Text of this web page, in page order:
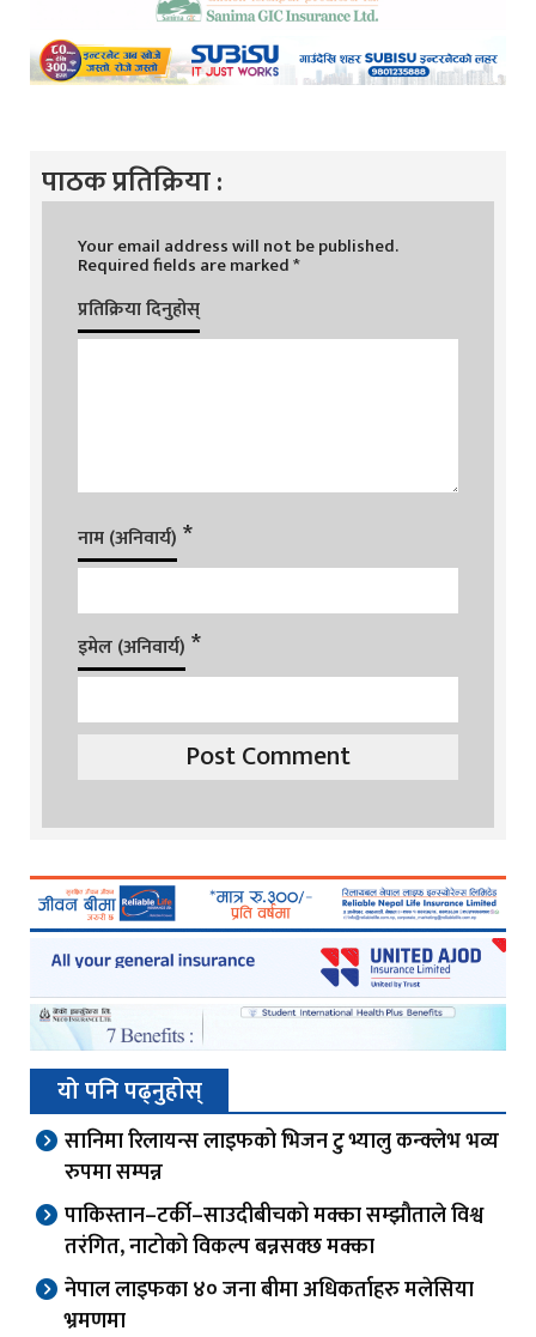
पाठक प्रतिक्रिया :
Your email address will not be published.
Required fields are marked*
प्रतिक्रिया दिनुहोस्
नाम (अनिवार्य) *
इमेल (अनिवार्य) *
यो पनि पढ्नुहोस्
सानिमा रिलायन्स लाइफको भिजन टु भ्यालु कन्क्लेभ भव्य
रुपमा सम्पन्न
पाकिस्तान–टर्की–साउदीबीचको मक्का सम्झौताले विश्व
तरंगित, नाटोको विकल्प बन्नसक्छ मक्का
नेपाल लाइफका ४० जना बीमा अधिकर्ताहरु मलेसिया
भ्रमणमा